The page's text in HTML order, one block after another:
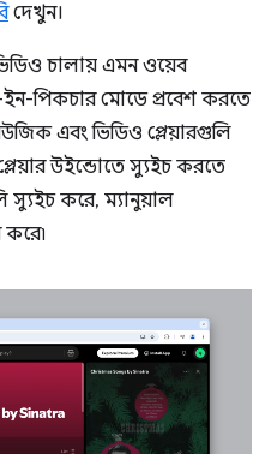
দেখুন।
চালায় এমন ওয়েব
ইন-পিকচার মোডে প্রবেশ করতে
এবং ভিডিও প্লেয়ারগুলি
প্লেয়ার উইন্ডোতে স্যুইচ করতে
স্যুইচ করে, ম্যানুয়াল
করে৷